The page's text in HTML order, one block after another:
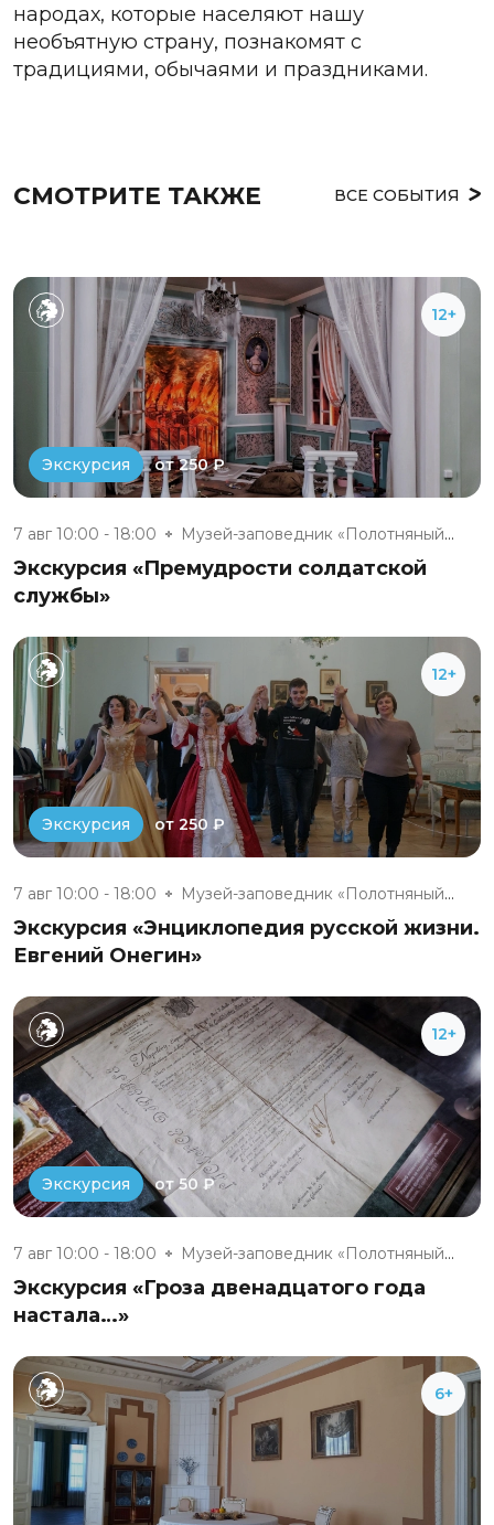
народах, которые населяют нашу
необъятную страну, познакомят с
традициями, обычаями и праздниками.
СМОТРИТЕ ТАКЖЕ ВСЕ СОБЫТИЯ
12+
Экскурсия от 250 ₽
7 авг 10:00 - 18:00 Музей-заповедник «Полотняный З...
Экскурсия «Премудрости солдатской
службы»
12+
Экскурсия от 250 ₽
7 авг 10:00 - 18:00 Музей-заповедник «Полотняный З...
Экскурсия «Энциклопедия русской жизни.
Евгений Онегин»
12+
Экскурсия от 50 ₽
7 авг 10:00 - 18:00 Музей-заповедник «Полотняный З...
Экскурсия «Гроза двенадцатого года
настала…»
6+